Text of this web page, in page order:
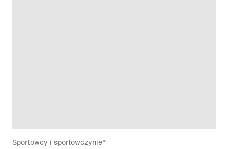
Sportowcy i sportowczynie*